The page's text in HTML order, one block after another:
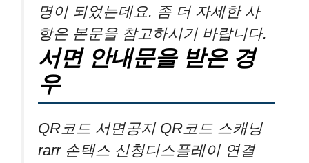
명이 되었는데요. 좀 더 자세한 사
항은 본문을 참고하시기 바랍니다.
서면 안내문을 받은 경
우
QR코드 서면공지 QR코드 스캐닝
rarr 손택스 신청디스플레이 연결